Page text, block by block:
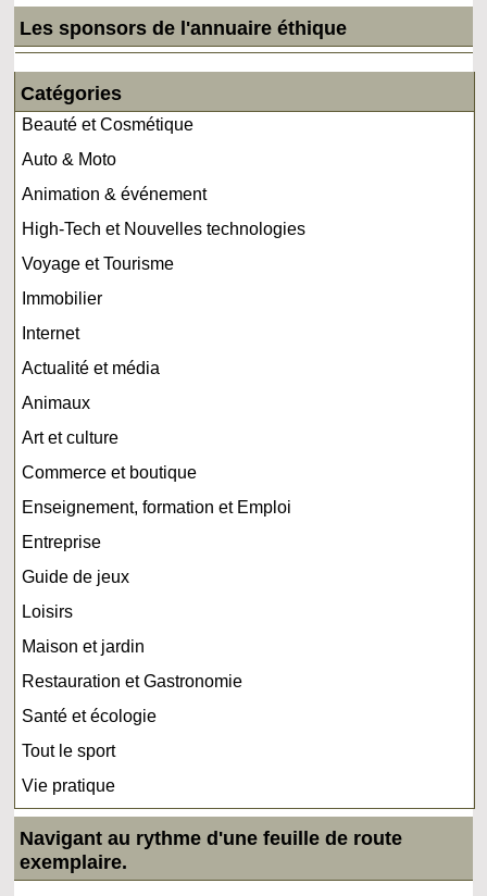
Les sponsors de l'annuaire éthique
Catégories
Beauté et Cosmétique
Auto & Moto
Animation & événement
High-Tech et Nouvelles technologies
Voyage et Tourisme
Immobilier
Internet
Actualité et média
Animaux
Art et culture
Commerce et boutique
Enseignement, formation et Emploi
Entreprise
Guide de jeux
Loisirs
Maison et jardin
Restauration et Gastronomie
Santé et écologie
Tout le sport
Vie pratique
Navigant au rythme d'une feuille de route
exemplaire.